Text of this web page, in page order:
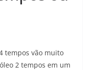
tempos vão muito
2 tempos em um